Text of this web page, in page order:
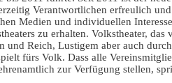
Verantwortlichen erfreulich
Medien und individuellen
zu erhalten. Volkstheater,
und Reich, Lustigem aber auch
fürs Volk. Dass alle
zur Verfügung stellen,